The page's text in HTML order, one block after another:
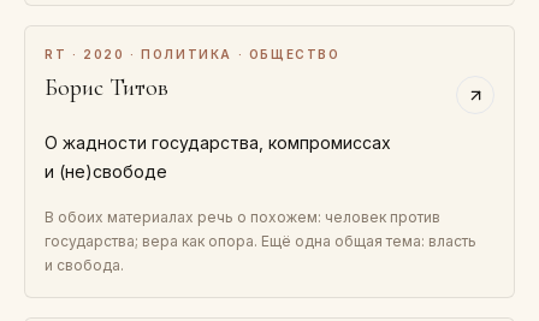
RT · 2020 · ПОЛИТИКА · ОБЩЕСТВО
Борис Титов
О жадности государства, компромиссах
и (не)свободе
В обоих материалах речь о похожем: человек против
государства; вера как опора. Ещё одна общая тема: власть
и свобода.